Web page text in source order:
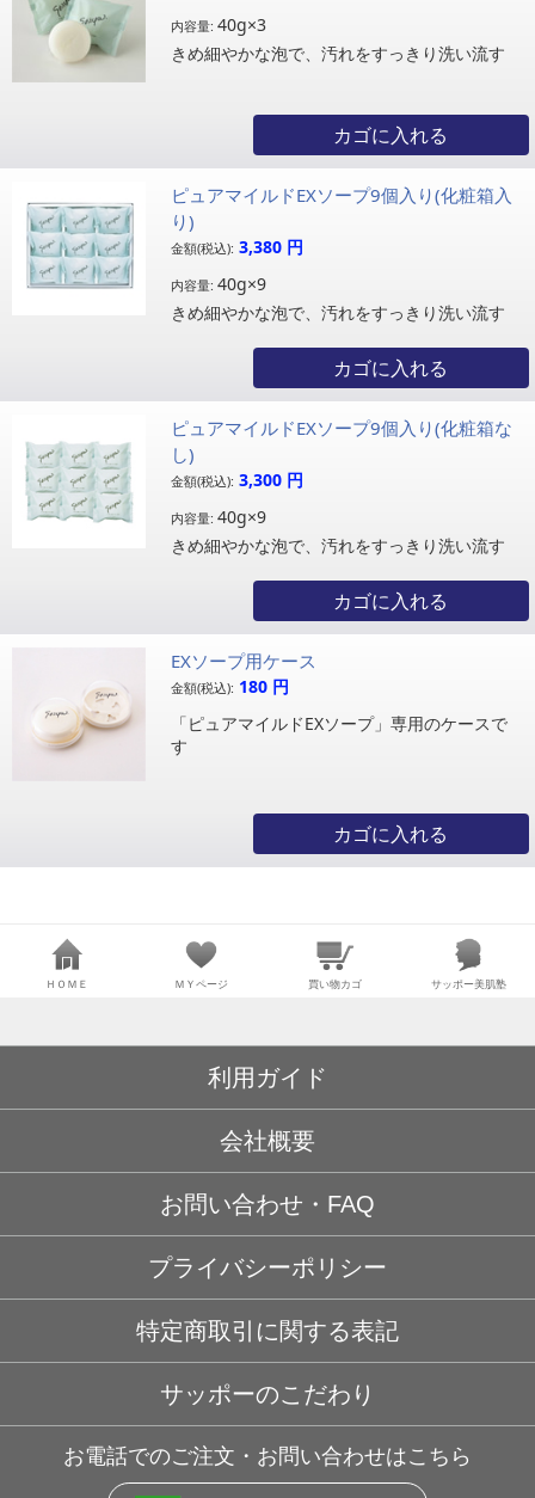
内容量: 40g×3
きめ細やかな泡で、汚れをすっきり洗い流す
カゴに入れる
ピュアマイルドEXソープ9個入り(化粧箱入
り)
金額(税込): 3,380 円
内容量: 40g×9
きめ細やかな泡で、汚れをすっきり洗い流す
カゴに入れる
ピュアマイルドEXソープ9個入り(化粧箱な
し)
金額(税込): 3,300 円
内容量: 40g×9
きめ細やかな泡で、汚れをすっきり洗い流す
カゴに入れる
EXソープ用ケース
金額(税込): 180 円
「ピュアマイルドEXソープ」専用のケースで
す
カゴに入れる
ＨＯＭＥ ＭＹページ 買い物カゴ サッポー美肌塾
利用ガイド
会社概要
お問い合わせ・FAQ
プライバシーポリシー
特定商取引に関する表記
サッポーのこだわり
お電話でのご注文・お問い合わせはこちら